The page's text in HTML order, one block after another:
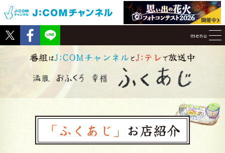
Tweet Facebook
menu
番組はJ:COMチャンネル とJ:テレ で放送中
「ふくあじ」 お店紹介